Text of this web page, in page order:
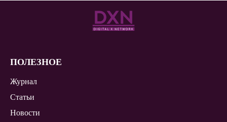
ПОЛЕЗНОЕ
Журнал
Статьи
Новости